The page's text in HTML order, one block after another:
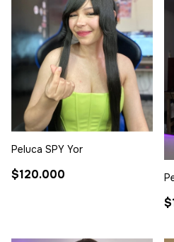
Peluca SPY Yor
$120.000